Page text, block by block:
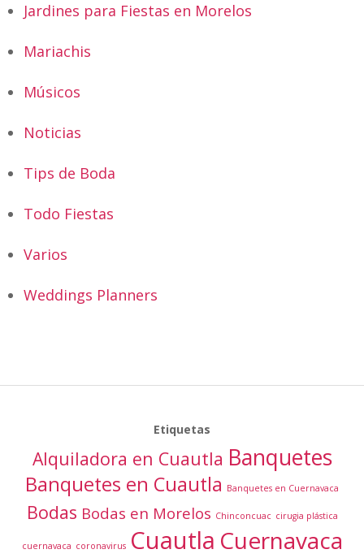
Jardines para Fiestas en Morelos
Mariachis
Músicos
Noticias
Tips de Boda
Todo Fiestas
Varios
Weddings Planners
Etiquetas
Alquiladora en Cuautla Banquetes
Banquetes en Cuautla Banquetes en Cuernavaca
Bodas Bodas en Morelos Chinconcuac cirugia plástica
cuernavaca coronavirus Cuautla Cuernavaca